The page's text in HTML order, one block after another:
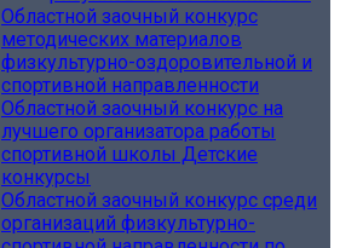
Областной заочный конкурс
методических материалов
физкультурно-оздоровительной и
спортивной направленности
Областной заочный конкурс на
лучшего организатора работы
спортивной школы Детские
конкурсы
Областной заочный конкурс среди
организаций физкультурно-